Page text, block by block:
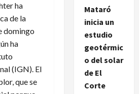
ha
de la
domingo
ha
(IGN). El
que se
Mataró
inicia un
estudio
geotérmic
o del solar
de El
Corte